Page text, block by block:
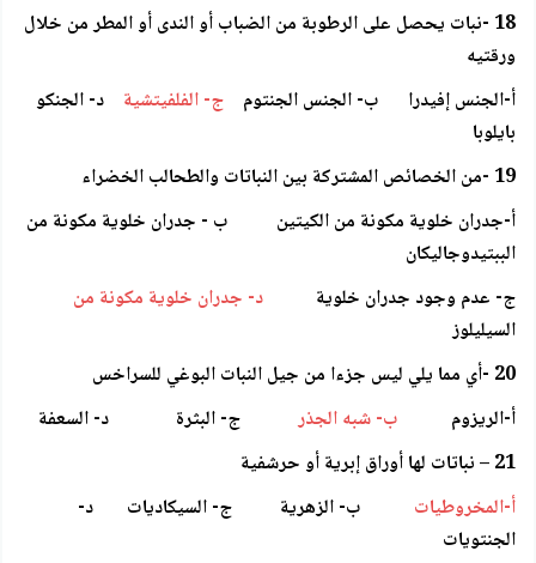
18 -نبات يحصل على الرطوبة من الضباب أو الندى أو المطر من خلال
ورقتيه
أ-الجنس إفيدرا ب- الجنس الجنتوم ج- الفلفيتشية د- الجنكو
بايلوبا
19 -من الخصائص المشتركة بين النباتات والطحالب الخضراء
أ-جدران خلوية مكونة من الكيتين ب - جدران خلوية مكونة من
الببتيدوجاليكان
ج- عدم وجود جدران خلوية
د- جدران خلوية مكونة من
السيليلوز
20 -أي مما يلي ليس جزءا من جيل النبات البوغي للسراخس
أ-الريزوم
ب- شبه الجذر
ج- البثرة د- السعفة
21 – نباتات لها أوراق إبرية أو حرشفية
أ-المخروطيات
ب- الزهرية ج- السيكاديات د-
الجنتويات